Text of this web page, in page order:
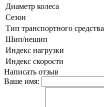
Диаметр колеса
Сезон
Тип транспортного средства
Шип/нешип
Индекс нагрузки
Индекс скорости
Написать отзыв
Ваше имя: